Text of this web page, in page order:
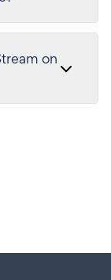
on